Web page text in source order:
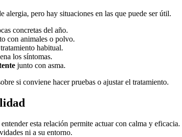
alergia, pero hay situaciones en las que puede ser útil.
concretas del año.
con animales o polvo.
habitual.
los síntomas.
junto con asma.
si conviene hacer pruebas o ajustar el tratamiento.
esta relación permite actuar con calma y
ni a su entorno.